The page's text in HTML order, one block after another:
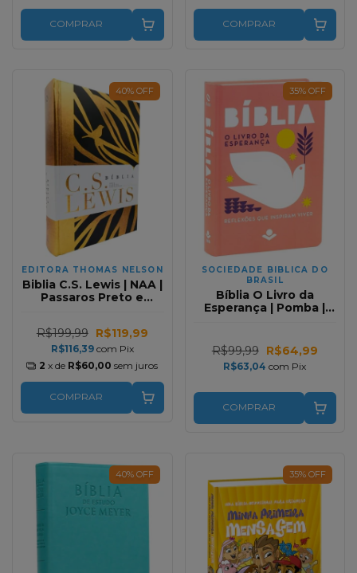
COMPRAR COMPRAR
40% OFF
EDITORA THOMAS NELSON
Biblia C.S. Lewis | NAA |
Passaros Preto e
R$199,99 R$119,99
R$116,39 com Pix
2 x de R$60,00 sem juros
COMPRAR
35% OFF
SOCIEDADE BIBLICA DO
BRASIL
Bíblia O Livro da
Esperança | Pomba |
R$99,99 R$64,99
R$63,04com Pix
COMPRAR
40% OFF 35% OFF